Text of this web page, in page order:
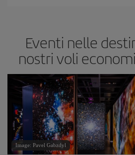
Eventi nelle
nostri voli
Image: Pavel Gabzdyl